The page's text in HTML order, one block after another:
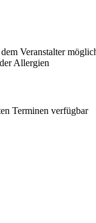
Veranstalter
Allergien
Terminen verfügbar